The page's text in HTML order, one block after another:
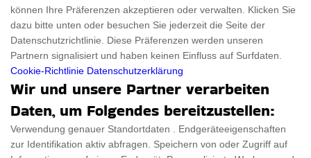
ThanksGiving Trendiger Rabattcode
Black Friday
Ein Produkt einreichen
Kontakt
Ein Produkt einreichen
Geschenkeführer
Datenschutz­erklärung
Datenschutz­erklärung
Impressum
Cookies
können Ihre Präferenzen akzeptieren oder verwalten. Klicken Sie
dazu bitte unten oder besuchen Sie jederzeit die Seite der
Datenschutzrichtlinie. Diese Präferenzen werden unseren
Partnern signalisiert und haben keinen Einfluss auf Surfdaten.
Cookie-Richtlinie Datenschutzerklärung
Wir und unsere Partner verarbeiten
Daten, um Folgendes bereitzustellen:
Verwendung genauer Standortdaten . Endgeräteeigenschaften
zur Identifikation aktiv abfragen. Speichern von oder Zugriff auf